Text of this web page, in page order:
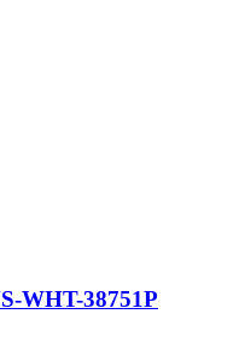
WHT-38751P